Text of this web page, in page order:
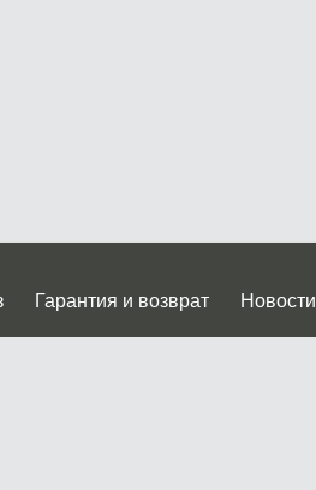
Гарантия и возврат Новости